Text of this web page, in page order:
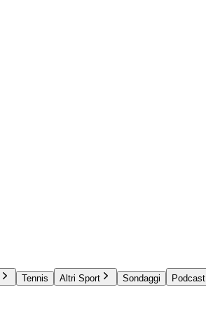
Tennis Altri Sport Sondaggi Podcast